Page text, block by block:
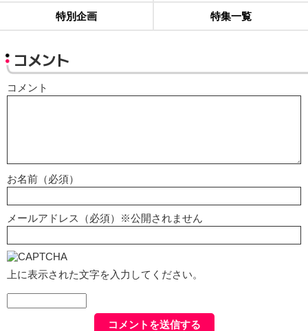
特別企画 特集一覧
コメント
コメント
お名前（必須）
メールアドレス（必須）※公開されません
上に表示された文字を入力してください。